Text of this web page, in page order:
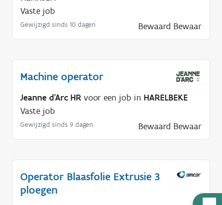
Vaste job
Gewijzigd sinds 10 dagen Bewaard Bewaar
Machine operator
Jeanne d'Arc HR voor een job in HARELBEKE
Vaste job
Gewijzigd sinds 9 dagen Bewaard Bewaar
Operator Blaasfolie Extrusie 3
ploegen